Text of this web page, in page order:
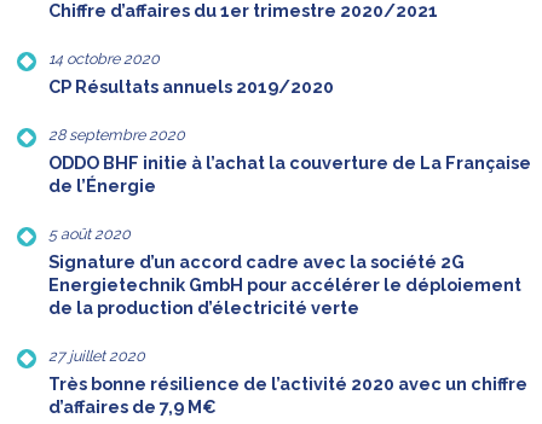
Chiffre d’affaires du 1er trimestre 2020/2021
14 octobre 2020
CP Résultats annuels 2019/2020
28 septembre 2020
ODDO BHF initie à l’achat la couverture de La Française
de l’Énergie
5 août 2020
Signature d’un accord cadre avec la société 2G
Energietechnik GmbH pour accélérer le déploiement
de la production d’électricité verte
27 juillet 2020
Très bonne résilience de l’activité 2020 avec un chiffre
d’affaires de 7,9 M€